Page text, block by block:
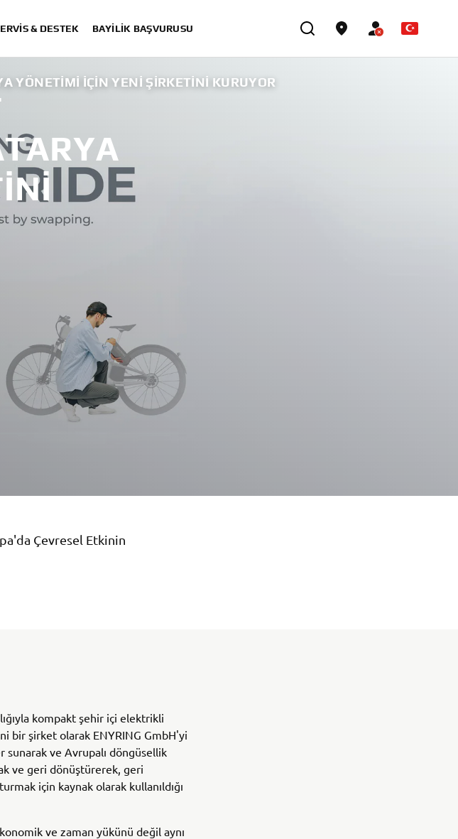
& DESTEK BAYİLİK BAŞVURUSU
YÖNETIMI IÇIN YENI ŞIRKETINI KURUYOR
Çevresel Etkinin
kompakt şehir içi elektrikli
bir şirket olarak ENYRING GmbH'yi
ve Avrupalı döngüsellik
ve geri dönüştürerek, geri
için kaynak olarak kullanıldığı
ve zaman yükünü değil aynı